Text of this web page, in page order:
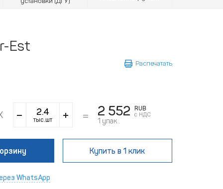
Est
Распечатать
тыс.шт
2 552
RUB
с НДС
1 упак .
Купить в 1 клик
WhatsApp